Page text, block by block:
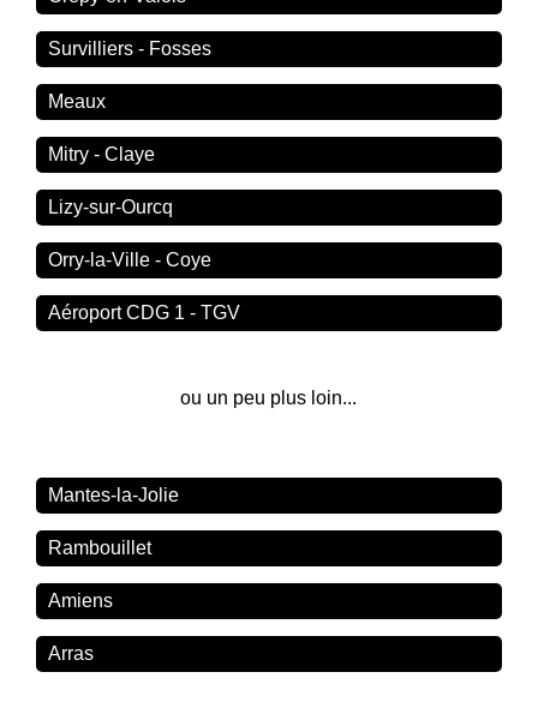
Survilliers - Fosses
Meaux
Mitry - Claye
Lizy-sur-Ourcq
Orry-la-Ville - Coye
Aéroport CDG 1 - TGV
ou un peu plus loin...
Mantes-la-Jolie
Rambouillet
Amiens
Arras